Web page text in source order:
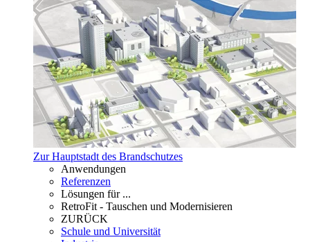
Zur Hauptstadt des Brandschutzes
Anwendungen
Referenzen
Lösungen für ...
RetroFit - Tauschen und Modernisieren
ZURÜCK
Schule und Universität